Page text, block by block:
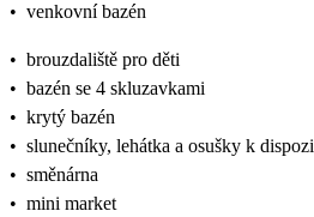
• venkovní bazén
• brouzdaliště pro děti
• bazén se 4 skluzavkami
• krytý bazén
• slunečníky, lehátka a osušky k
• směnárna
• mini market